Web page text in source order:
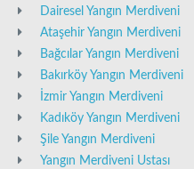
Dairesel Yangın Merdiveni
Ataşehir Yangın Merdiveni
Bağcılar Yangın Merdiveni
Bakırköy Yangın Merdiveni
İzmir Yangın Merdiveni
Kadıköy Yangın Merdiveni
Şile Yangın Merdiveni
Yangın Merdiveni Ustası